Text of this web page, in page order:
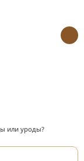
или уроды?